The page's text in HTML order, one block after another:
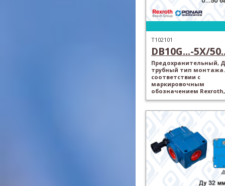
T102101
DB10G...-5X/
Предохранительный,
трубный тип
соответствии с
маркировочным
обозначением